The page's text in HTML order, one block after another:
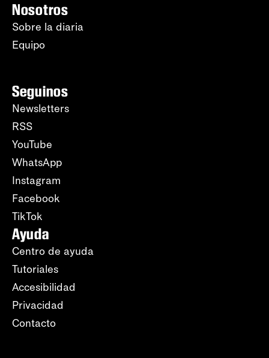
Nosotros
Sobre la diaria
Equipo
Seguinos
Newsletters
RSS
YouTube
WhatsApp
Instagram
Facebook
TikTok
Ayuda
Centro de ayuda
Tutoriales
Accesibilidad
Privacidad
Contacto